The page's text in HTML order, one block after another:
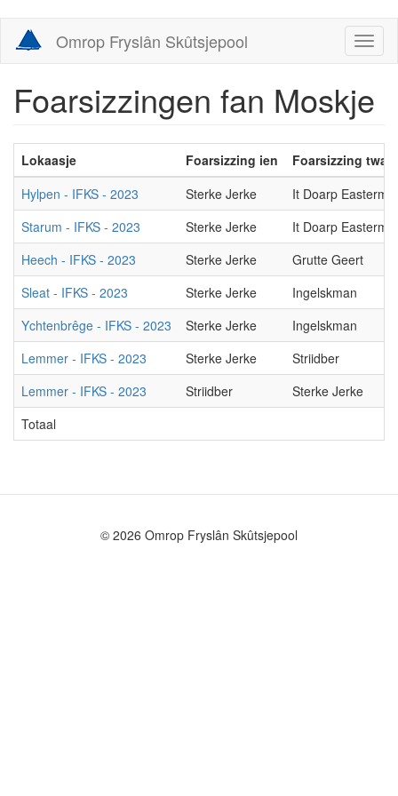
main
Omrop Fryslân Skûtsjepool
Foarsizzingen fan Moskje
Lokaasje Foarsizzing ien
Foarsizzing twa
Hylpen - IFKS - 2023
Sterke Jerke
It Doarp
Starum - IFKS - 2023
Sterke Jerke
It Doarp
Heech - IFKS - 2023
Sterke Jerke
Grutte Geert
Sleat - IFKS - 2023
Sterke Jerke
Ingelskman
Ychtenbrêge - IFKS - 2023
Sterke Jerke
Ingelskman
Lemmer - IFKS - 2023
Sterke Jerke
Striidber
Lemmer - IFKS - 2023
Striidber
Sterke Jerke
Totaal
© 2026 Omrop Fryslân Skûtsjepool